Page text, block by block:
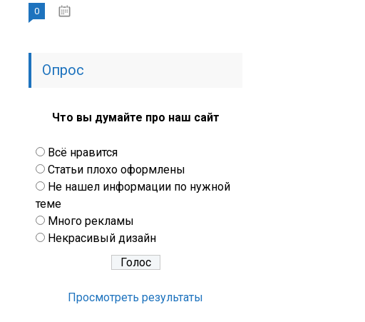
0
Опрос
Что вы думайте про наш сайт
Всё нравится
Статьи плохо оформлены
Не нашел информации по нужной
теме
Много рекламы
Некрасивый дизайн
Просмотреть результаты